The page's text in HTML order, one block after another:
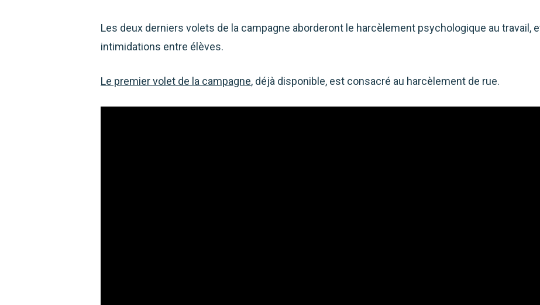
Les deux derniers volets de la campagne aborderont le harcèlement psychologique au travail,
intimidations entre élèves.
Le premier volet de la campagne, déjà disponible, est consacré au harcèlement de rue.